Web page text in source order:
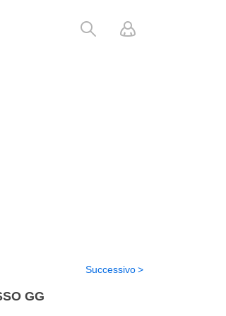
GG
Successivo